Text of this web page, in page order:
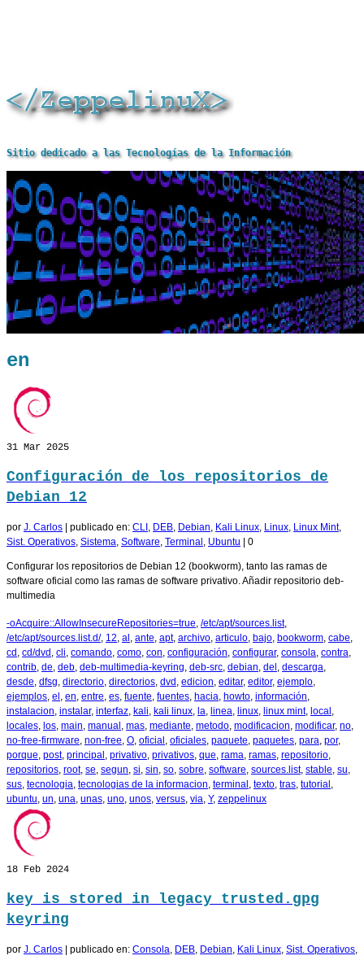
Sitio dedicado a las Tecnologías de la Información
en
31 Mar 2025
Configuración de los repositorios de
Debian 12
por J. Carlos publicado en: CLI , DEB, Debian, Kali Linux, Linux, Linux Mint,
Sist. Operativos, Sistema, Software, Terminal , Ubuntu 0
Configurar los repositorios de Debian 12 (bookworm), tanto las ramas de
software oficial como las ramas de software privativo. Añadir repositorio deb-
multimedia
-oAcquire::AllowInsecureRepositories=true, /etc/apt/sources.list,
/etc/apt/sources.list.d/, 12, al , ante, apt, archivo, articulo, bajo, bookworm, cabe,
cd , cd/dvd , cli, comando, como, con, configuración, configurar, consola, contra,
contrib, de, deb, deb-multimedia-keyring, deb-src, debian, del , descarga,
desde, dfsg, directorio, directorios, dvd , edicion, editar, editor, ejemplo,
ejemplos, el , en, entre, es, fuente, fuentes, hacia, howto, información,
instalacion, instalar, interfaz, kali, kali linux, la, linea, linux, linux mint, local ,
locales, los, main, manual , mas, mediante, metodo, modificacion, modificar, no,
no-free-firmware, non-free, O, oficial , oficiales, paquete, paquetes, para, por,
porque, post, principal , privativo, privativos, que, rama, ramas, repositorio,
repositorios, root, se, segun, si, sin, so, sobre, software, sources.list, stable, su,
sus, tecnologia, tecnologias de la informacion, terminal , texto, tras, tutorial ,
ubuntu, un, una, unas, uno, unos, versus, via, Y, zeppelinux
18 Feb 2024
key is stored in legacy trusted.gpg
keyring
por J. Carlos publicado en: Consola, DEB, Debian, Kali Linux, Sist. Operativos,